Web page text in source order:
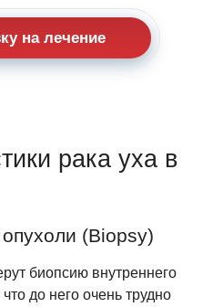
на лечение
рака уха в
(Biopsy)
биопсию внутреннего
до него очень трудно